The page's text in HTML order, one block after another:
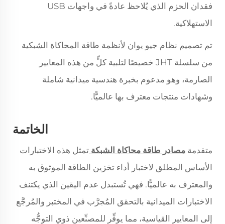
فقدان الحزم الذي يُلاحظ عادةً في واجهات USB
الاستهلاكية.
تم تصميم نظام جيو يوان لأنظمة طاقة المحاكاة الشبكية
من سلسلة JHT خصيصًا لتلبية كلٍّ من هذه المعايير
الصارمة، وهو مدعوم بخبرة هندسية ميدانية شاملة
وشهادات منتجات معترف بها عالميًّا.
الخاتمة
متقدمة مصادر طاقة محاكاة الشبكة تمثل هذه الاختبارات
الأساس المطلق لاختبار أداء تخزين الطاقة الموثوق به
والمعترف به عالميًّا. فهي تُستبدل عدم اليقين الذي يكتنف
الاختبارات الميدانية بالتحقق المُجرَّب في المختبر والمُرجَّع
إلى المعايير القياسية، مما يوفِّر للمصنِّعين ذوي التوجُّه